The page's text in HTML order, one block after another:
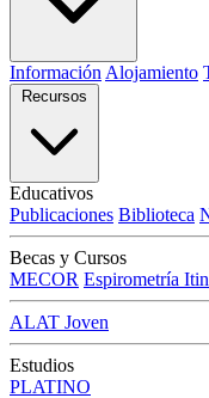
Información Alojamiento
Recursos
Educativos
Publicaciones Biblioteca
Becas y Cursos
MECOR Espirometría
ALAT Joven
Estudios
PLATINO